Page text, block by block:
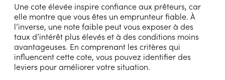
Une cote élevée inspire confiance aux prêteurs, car
elle montre que vous êtes un emprunteur fiable. À
l’inverse, une note faible peut vous exposer à des
taux d’intérêt plus élevés et à des conditions moins
avantageuses. En comprenant les critères qui
influencent cette cote, vous pouvez identifier des
leviers pour améliorer votre situation.